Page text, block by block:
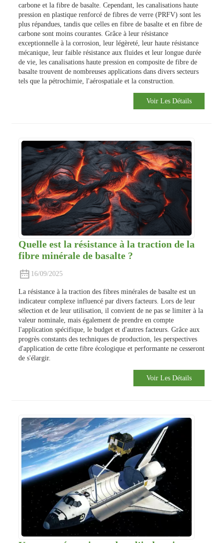
carbone et la fibre de basalte. Cependant, les canalisations haute
pression en plastique renforcé de fibres de verre (PRFV) sont les
plus répandues, tandis que celles en fibre de basalte et en fibre de
carbone sont moins courantes. Grâce à leur résistance
exceptionnelle à la corrosion, leur légèreté, leur haute résistance
mécanique, leur faible résistance aux fluides et leur longue durée
de vie, les canalisations haute pression en composite de fibre de
basalte trouvent de nombreuses applications dans divers secteurs
tels que la pétrochimie, l'aérospatiale et la construction.
Voir Les Détails
Quelle est la résistance à la traction de la
fibre minérale de basalte ?
16/09/2025
La résistance à la traction des fibres minérales de basalte est un
indicateur complexe influencé par divers facteurs. Lors de leur
sélection et de leur utilisation, il convient de ne pas se limiter à la
valeur nominale, mais également de prendre en compte
l'application spécifique, le budget et d'autres facteurs. Grâce aux
progrès constants des techniques de production, les perspectives
d'application de cette fibre écologique et performante ne cesseront
de s'élargir.
Voir Les Détails